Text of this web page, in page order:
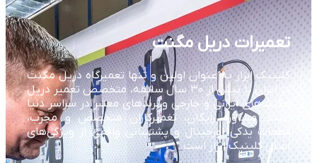
تعمیرات دریل مگنت
کلینیک ابزار به عنوان اولین و تنها تعمیرگاه دریل مگنت
در ایران با بیش از ۳۰ سال سابقه، متخصص تعمیر دریل
مگنت‌های ایرانی و خارجی و برندهای معتبر در سراسر دنیا
است. مشاوره رایگان، تعمیرکاران متخصص و مجرب،
قطعات یدکی اورجینال و پشتیبانی واقعی از ویژگی‌های
اصلی کلینیک ابزار است.